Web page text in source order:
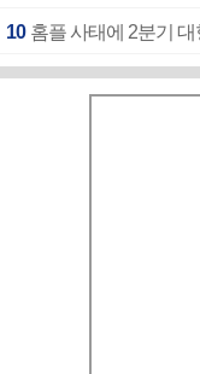
10 홈플 사태에 2분기